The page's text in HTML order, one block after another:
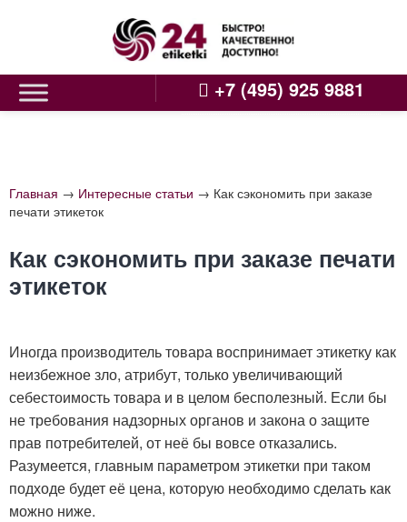
+7 (495) 925 9881
Главная → Интересные статьи → Как сэкономить при заказе
печати этикеток
Как сэкономить при заказе печати
этикеток
Иногда производитель товара воспринимает этикетку как
неизбежное зло, атрибут, только увеличивающий
себестоимость товара и в целом бесполезный. Если бы
не требования надзорных органов и закона о защите
прав потребителей, от неё бы вовсе отказались.
Разумеется, главным параметром этикетки при таком
подходе будет её цена, которую необходимо сделать как
можно ниже.